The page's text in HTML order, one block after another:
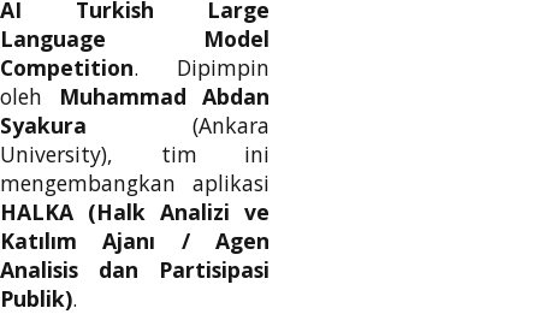
AI Turkish Large
Language Model
Competition. Dipimpin
oleh
Muhammad Abdan
Syakura (Ankara
University), tim ini
mengembangkan aplikasi
HALKA (Halk Analizi ve
Katılım Ajanı / Agen
Analisis dan Partisipasi
Publik).